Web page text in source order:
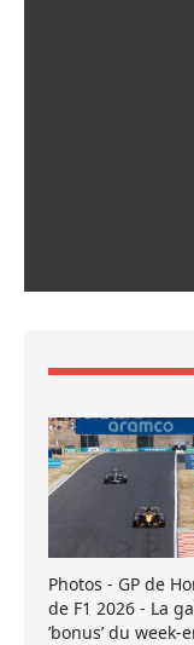
Photos - GP de
de F1 2026 - La
’bonus’ du week-